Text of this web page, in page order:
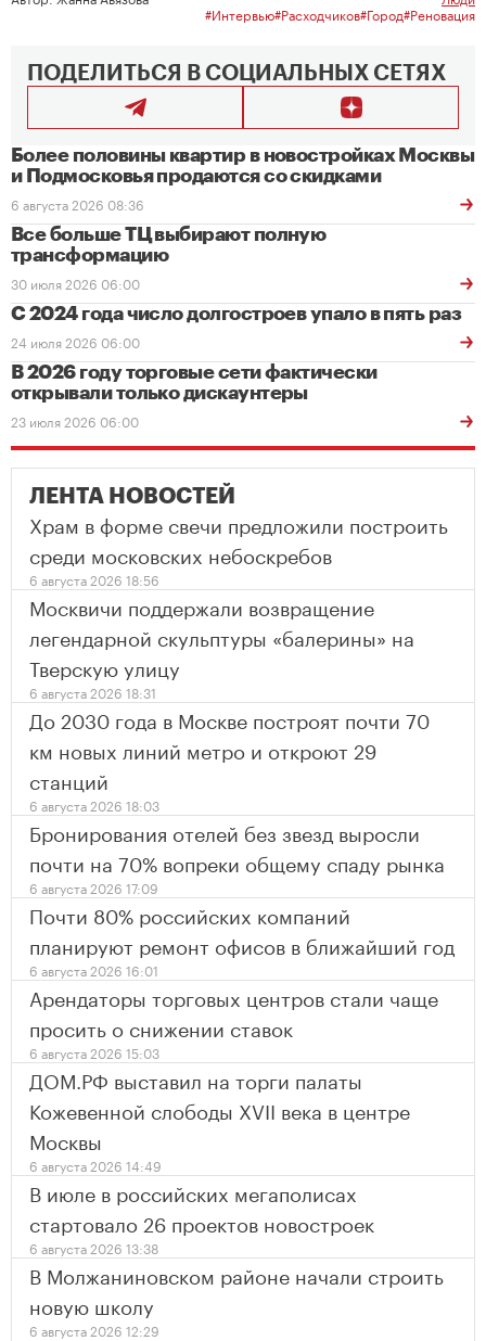
#Интервью#Расходчиков#Город#Реновация
ПОДЕЛИТЬСЯ В СОЦИАЛЬНЫХ СЕТЯХ
Более половины квартир в новостройках Москвы
и Подмосковья продаются со скидками
6 августа 2026 08:36
Все больше ТЦ выбирают полную
трансформацию
30 июля 2026 06:00
С 2024 года число долгостроев упало в пять раз
24 июля 2026 06:00
В 2026 году торговые сети фактически
открывали только дискаунтеры
23 июля 2026 06:00
ЛЕНТА НОВОСТЕЙ
Храм в форме свечи предложили построить
среди московских небоскребов
6 августа 2026 18:56
Москвичи поддержали возвращение
легендарной скульптуры «балерины» на
Тверскую улицу
6 августа 2026 18:31
До 2030 года в Москве построят почти 70
км новых линий метро и откроют 29
станций
6 августа 2026 18:03
Бронирования отелей без звезд выросли
почти на 70% вопреки общему спаду рынка
6 августа 2026 17:09
Почти 80% российских компаний
планируют ремонт офисов в ближайший год
6 августа 2026 16:01
Арендаторы торговых центров стали чаще
просить о снижении ставок
6 августа 2026 15:03
ДОМ.РФ выставил на торги палаты
Кожевенной слободы XVII века в центре
Москвы
6 августа 2026 14:49
В июле в российских мегаполисах
стартовало 26 проектов новостроек
6 августа 2026 13:38
В Молжаниновском районе начали строить
новую школу
6 августа 2026 12:29